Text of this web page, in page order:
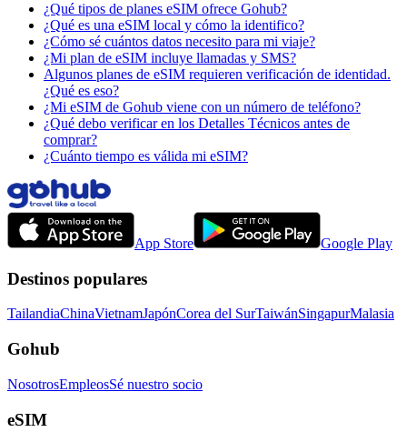
¿Qué tipos de planes eSIM ofrece Gohub?
¿Qué es una eSIM local y cómo la identifico?
¿Cómo sé cuántos datos necesito para mi viaje?
¿Mi plan de eSIM incluye llamadas y SMS?
Algunos planes de eSIM requieren verificación de identidad.
¿Qué es eso?
¿Mi eSIM de Gohub viene con un número de teléfono?
¿Qué debo verificar en los Detalles Técnicos antes de
comprar?
¿Cuánto tiempo es válida mi eSIM?
App Store Google Play
Destinos populares
TailandiaChinaVietnamJapónCorea del SurTaiwánSingapurMalasia
Gohub
NosotrosEmpleosSé nuestro socio
eSIM